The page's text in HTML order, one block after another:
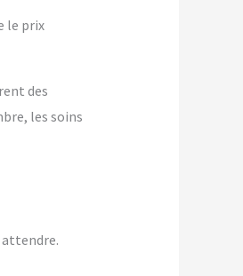
le prix
des
les soins
attendre.